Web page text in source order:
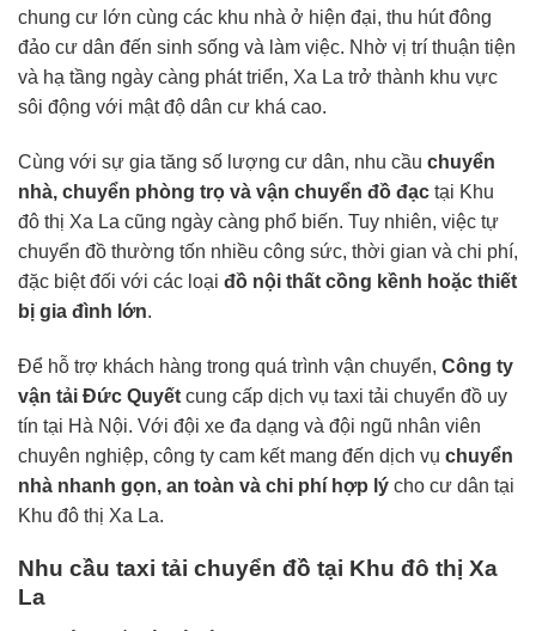
chung cư lớn cùng các khu nhà ở hiện đại, thu hút đông
đảo cư dân đến sinh sống và làm việc. Nhờ vị trí thuận tiện
và hạ tầng ngày càng phát triển, Xa La trở thành khu vực
sôi động với mật độ dân cư khá cao.
Cùng với sự gia tăng số lượng cư dân, nhu cầu chuyển
nhà, chuyển phòng trọ và vận chuyển đồ đạc tại Khu
đô thị Xa La cũng ngày càng phổ biến. Tuy nhiên, việc tự
chuyển đồ thường tốn nhiều công sức, thời gian và chi phí,
đặc biệt đối với các loại đồ nội thất cồng kềnh hoặc thiết
bị gia đình lớn.
Để hỗ trợ khách hàng trong quá trình vận chuyển, Công ty
vận tải Đức Quyết cung cấp dịch vụ taxi tải chuyển đồ uy
tín tại Hà Nội. Với đội xe đa dạng và đội ngũ nhân viên
chuyên nghiệp, công ty cam kết mang đến dịch vụ chuyển
nhà nhanh gọn, an toàn và chi phí hợp lý cho cư dân tại
Khu đô thị Xa La.
Nhu cầu taxi tải chuyển đồ tại Khu đô thị Xa
La